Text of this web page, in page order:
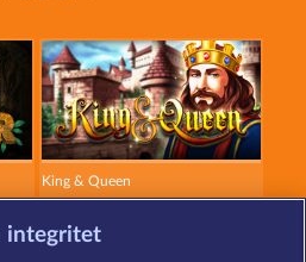
King & Queen
integritet